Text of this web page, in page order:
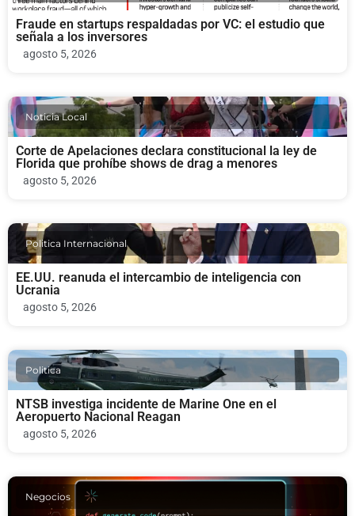
Fraude en startups respaldadas por VC: el estudio que
señala a los inversores
agosto 5, 2026
Noticia Local
Corte de Apelaciones declara constitucional la ley de
Florida que prohíbe shows de drag a menores
agosto 5, 2026
Politica Internacional
EE.UU. reanuda el intercambio de inteligencia con
Ucrania
agosto 5, 2026
Politica
NTSB investiga incidente de Marine One en el
Aeropuerto Nacional Reagan
agosto 5, 2026
Negocios